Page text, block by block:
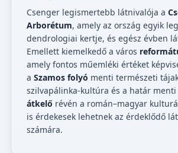
Csenger legismertebb látnivalója a
Arborétum, amely az ország egyik
dendrologiai kertje, és egész évben
Emellett kiemelkedő a város
amely fontos műemléki értéket
a Szamos folyó menti természeti
szilvapálinka-kultúra és a határ menti
átkelő révén a román–magyar
is érdekesek lehetnek az érdeklődő
számára.